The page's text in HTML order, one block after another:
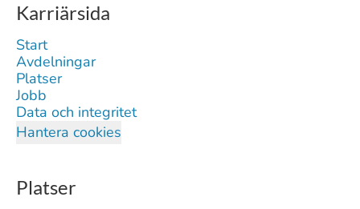
Karriärsida
Start
Avdelningar
Platser
Jobb
Data och integritet
Hantera cookies
Platser